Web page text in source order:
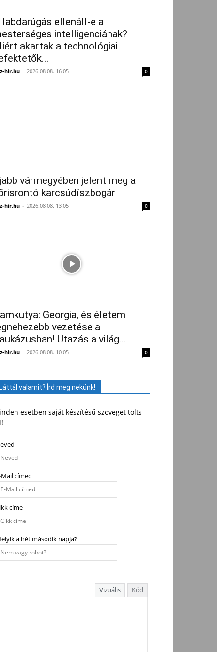
labdarúgás ellenáll-e a
intelligenciának?
akartak a technológiai
hir.hu - 2026.08.08. 16:05 0
vármegyében jelent meg a
karcsúdíszbogár
hir.hu - 2026.08.08. 13:05 0
Georgia, és életem
vezetése a
Utazás a világ...
hir.hu - 2026.08.08. 10:05 0
Láttál valamit? Írd meg nekünk!
esetben saját készítésű szöveget tölts
Mail címed
címe
a hét második napja?
Vizuális Kód